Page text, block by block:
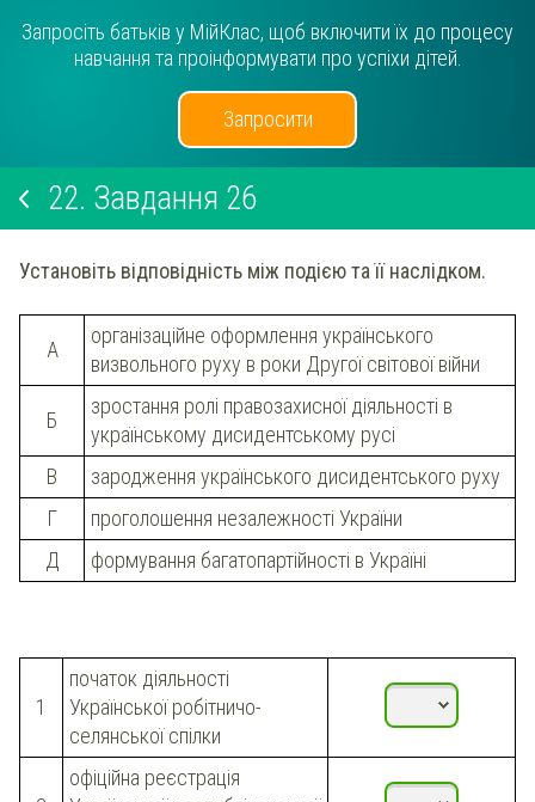
Запросіть батьків у МійКлас, щоб включити їх до процесу
навчання та проінформувати про успіхи дітей.
Запросити
22. Завдання 26
Установіть відповідність між подією та її наслідком.
А
організаційне оформлення українського
визвольного руху в роки Другої світової війни
Б
зростання ролі правозахисної діяльності в
українському дисидентському русі
В
зародження українського дисидентського руху
Г
проголошення незалежності України
Д
формування багатопартійності в Україні
1
початок діяльності
Української робітничо-
селянської спілки
офіційна реєстрація